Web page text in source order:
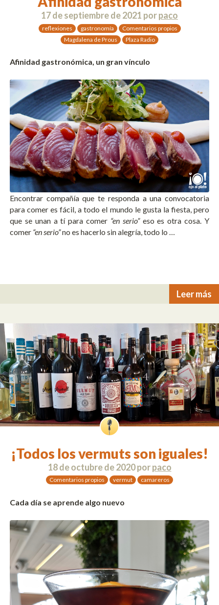
17 de septiembre de 2021 porpaco
reflexiones gastronomía
Comentarios propios
Magdalena de Prous
Plaza Radio
Afinidad gastronómica, un gran vínculo
Encontrar compañía que te responda a una convocatoria
para comer es fácil, a todo el mundo le gusta la fiesta, pero
que se unan a tí para comer “en serio”eso es otra cosa. Y
comer “en serio”no es hacerlo sin alegría, todo lo …
Leer más
¡Todos los vermuts son iguales!
18 de octubre de 2020porpaco
Comentarios propios vermut camareros
Cada día se aprende algo nuevo